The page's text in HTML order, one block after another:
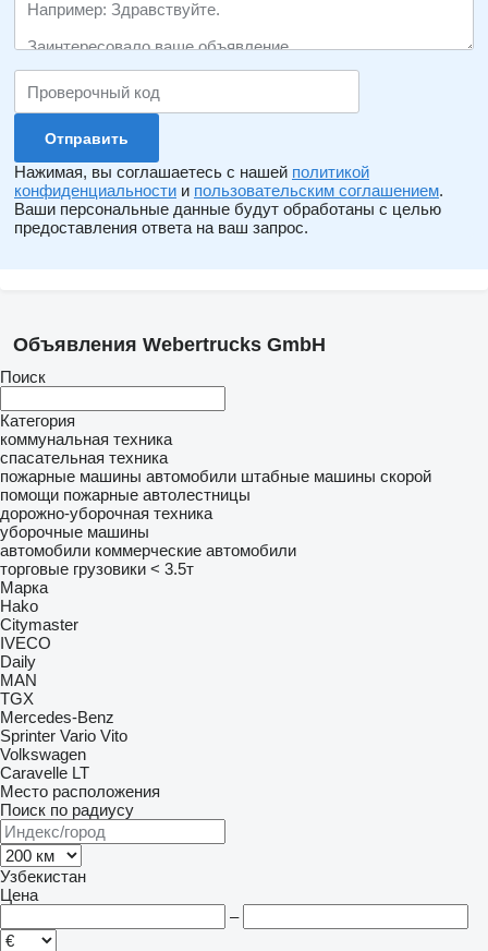
Нажимая, вы соглашаетесь с нашей политикой
конфиденциальности и пользовательским соглашением.
Ваши персональные данные будут обработаны с целью
предоставления ответа на ваш запрос.
Объявления Webertrucks GmbH
Поиск
Категория
коммунальная техника
спасательная техника
пожарные машины автомобили штабные машины скорой
помощи пожарные автолестницы
дорожно-уборочная техника
уборочные машины
автомобили коммерческие автомобили
торговые грузовики < 3.5т
Марка
Hako
Citymaster
IVECO
Daily
MAN
TGX
Mercedes-Benz
Sprinter Vario Vito
Volkswagen
Caravelle LT
Место расположения
Поиск по радиусу
Узбекистан
Цена
–